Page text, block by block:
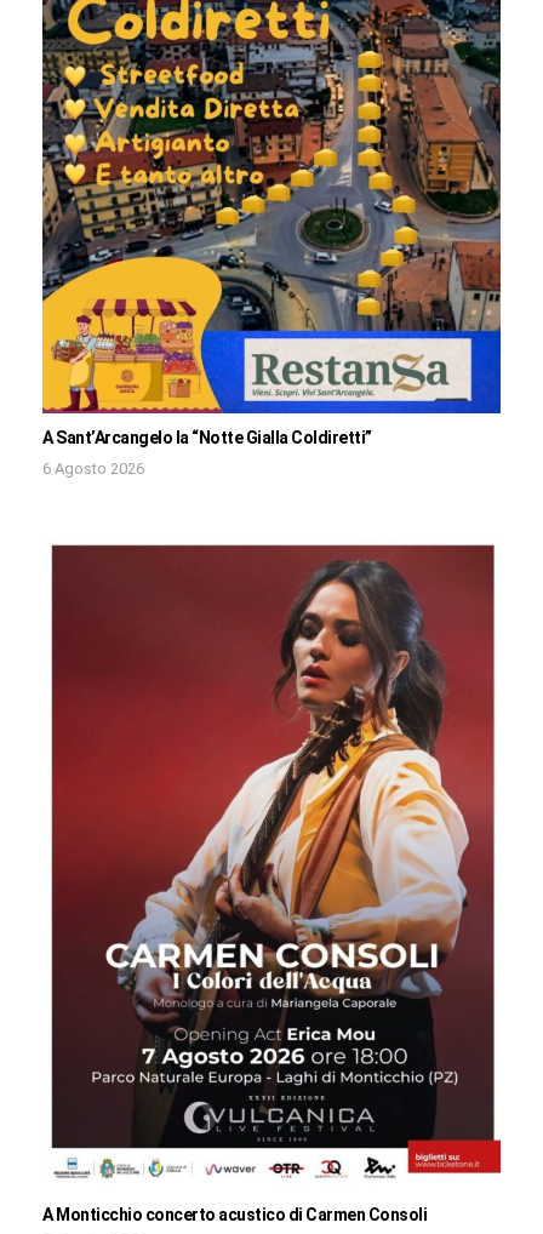
A Sant’Arcangelo la “Notte Gialla Coldiretti”
6 Agosto 2026
A Monticchio concerto acustico di Carmen Consoli